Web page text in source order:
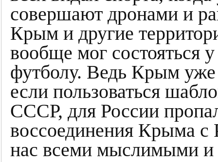
совершают дронами и
Крым и другие
вообще мог состояться
футболу. Ведь Крым
если пользоваться
СССР, для России
воссоединения Крыма с
нас всеми мыслимыми